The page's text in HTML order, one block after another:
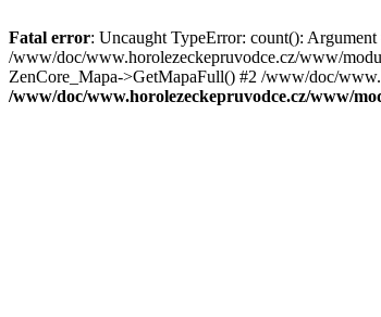
Fatal error: Uncaught TypeError: count():
/www/doc/www.horolezeckepruvodce.cz/www/
ZenCore_Mapa->GetMapaFull() #2 /www/doc/
/www/doc/www.horolezeckepruvodce.cz/www/